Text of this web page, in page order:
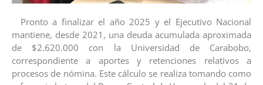
‎ ‎ ‎Pronto a finalizar el año 2025 y el Ejecutivo Nacional
mantiene, desde 2021, una deuda acumulada aproximada
de $2.620.000 con la Universidad de Carabobo,
correspondiente a aportes y retenciones relativos a
procesos de nómina. Este cálculo se realiza tomando como